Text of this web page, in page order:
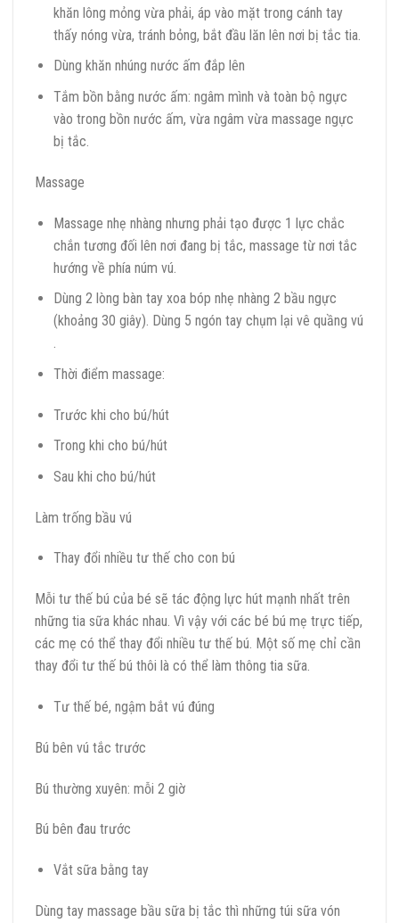
khăn lông mỏng vừa phải, áp vào mặt trong cánh tay
thấy nóng vừa, tránh bỏng, bắt đầu lăn lên nơi bị tắc tia.
Dùng khăn nhúng nước ấm đắp lên
Tắm bồn bằng nước ấm: ngâm mình và toàn bộ ngực
vào trong bồn nước ấm, vừa ngâm vừa massage ngực
bị tắc.
Massage
Massage nhẹ nhàng nhưng phải tạo được 1 lực chắc
chắn tương đối lên nơi đang bị tắc, massage từ nơi tắc
hướng về phía núm vú.
Dùng 2 lòng bàn tay xoa bóp nhẹ nhàng 2 bầu ngực
(khoảng 30 giây). Dùng 5 ngón tay chụm lại vê quầng vú
.
Thời điểm massage:
Trước khi cho bú/hút
Trong khi cho bú/hút
Sau khi cho bú/hút
Làm trống bầu vú
Thay đổi nhiều tư thế cho con bú
Mỗi tư thế bú của bé sẽ tác động lực hút mạnh nhất trên
những tia sữa khác nhau. Vì vậy với các bé bú mẹ trực tiếp,
các mẹ có thể thay đổi nhiều tư thế bú. Một số mẹ chỉ cần
thay đổi tư thế bú thôi là có thể làm thông tia sữa.
Tư thế bé, ngậm bắt vú đúng
Bú bên vú tắc trước
Bú thường xuyên: mỗi 2 giờ
Bú bên đau trước
Vắt sữa bằng tay
Dùng tay massage bầu sữa bị tắc thì những túi sữa vón